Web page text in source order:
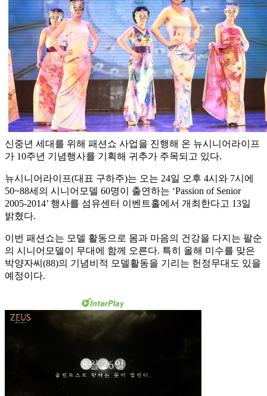
신중년 세대를 위해 패션쇼 사업을 진행해 온 뉴시니어라이프
가 10주년 기념행사를 기획해 귀추가 주목되고 있다.
뉴시니어라이프(대표 구하주)는 오는 24일 오후 4시와 7시에
50~88세의 시니어모델 60명이 출연하는 ‘Passion of Senior
2005-2014’ 행사를 섬유센터 이벤트홀에서 개최한다고 13일
밝혔다.
이번 패션쇼는 모델 활동으로 몸과 마음의 건강을 다지는 팔순
의 시니어모델이 무대에 함께 오른다. 특히 올해 미수를 맞은
박양자씨(88)의 기념비적 모델활동을 기리는 헌정무대도 있을
예정이다.